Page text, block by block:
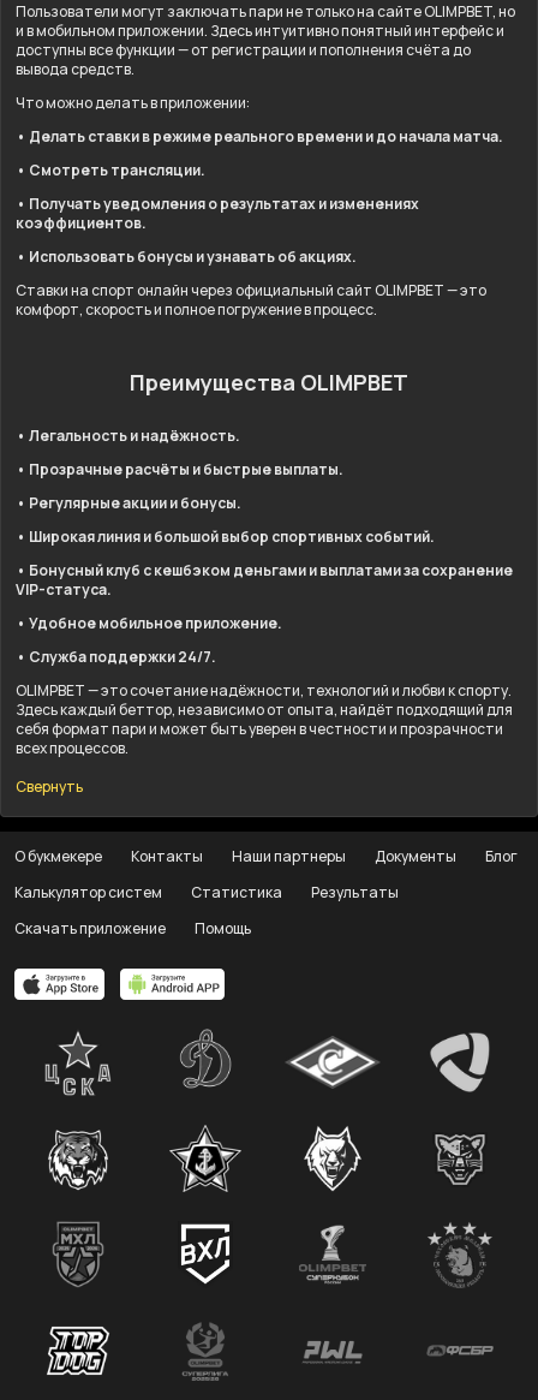
Пользователи могут заключать пари не только на сайте OLIMPBET, но
и в мобильном приложении. Здесь интуитивно понятный интерфейс и
доступны все функции — от регистрации и пополнения счёта до
вывода средств.
Что можно делать в приложении:
• Делать ставки в режиме реального времени и до начала матча.
• Смотреть трансляции.
• Получать уведомления о результатах и изменениях
коэффициентов.
• Использовать бонусы и узнавать об акциях.
Ставки на спорт онлайн через официальный сайт OLIMPBET — это
комфорт, скорость и полное погружение в процесс.
Преимущества OLIMPBET
• Легальность и надёжность.
• Прозрачные расчёты и быстрые выплаты.
• Регулярные акции и бонусы.
• Широкая линия и большой выбор спортивных событий.
• Бонусный клуб с кешбэком деньгами и выплатами за сохранение
VIP-статуса.
• Удобное мобильное приложение.
• Служба поддержки 24/7.
OLIMPBET — это сочетание надёжности, технологий и любви к спорту.
Здесь каждый беттор, независимо от опыта, найдёт подходящий для
себя формат пари и может быть уверен в честности и прозрачности
всех процессов.
Свернуть
О букмекере Контакты Наши партнеры Документы
Блог
Калькулятор систем
Статистика
Результаты
Скачать приложение
Помощь